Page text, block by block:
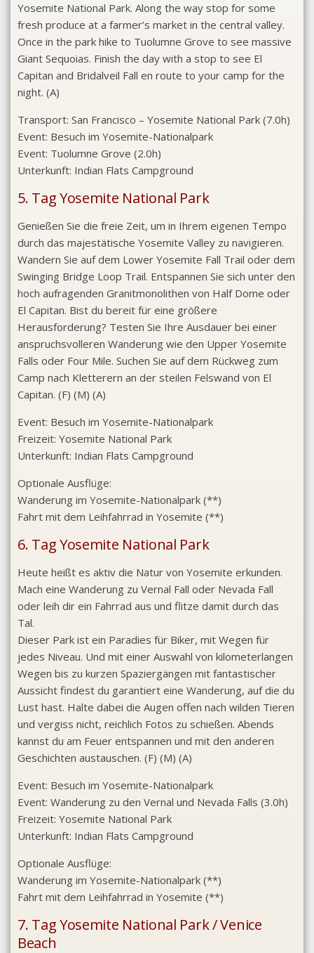
Yosemite National Park. Along the way stop for some
fresh produce at a farmer’s market in the central valley.
Once in the park hike to Tuolumne Grove to see massive
Giant Sequoias. Finish the day with a stop to see El
Capitan and Bridalveil Fall en route to your camp for the
night. (A)
Transport: San Francisco – Yosemite National Park (7.0h)
Event: Besuch im Yosemite-Nationalpark
Event: Tuolumne Grove (2.0h)
Unterkunft: Indian Flats Campground
5. Tag Yosemite National Park
Genießen Sie die freie Zeit, um in Ihrem eigenen Tempo
durch das majestätische Yosemite Valley zu navigieren.
Wandern Sie auf dem Lower Yosemite Fall Trail oder dem
Swinging Bridge Loop Trail. Entspannen Sie sich unter den
hoch aufragenden Granitmonolithen von Half Dome oder
El Capitan. Bist du bereit für eine größere
Herausforderung? Testen Sie Ihre Ausdauer bei einer
anspruchsvolleren Wanderung wie den Upper Yosemite
Falls oder Four Mile. Suchen Sie auf dem Rückweg zum
Camp nach Kletterern an der steilen Felswand von El
Capitan. (F) (M) (A)
Event: Besuch im Yosemite-Nationalpark
Freizeit: Yosemite National Park
Unterkunft: Indian Flats Campground
Optionale Ausflüge:
Wanderung im Yosemite-Nationalpark (**)
Fahrt mit dem Leihfahrrad in Yosemite (**)
6. Tag Yosemite National Park
Heute heißt es aktiv die Natur von Yosemite erkunden.
Mach eine Wanderung zu Vernal Fall oder Nevada Fall
oder leih dir ein Fahrrad aus und flitze damit durch das
Tal.
Dieser Park ist ein Paradies für Biker, mit Wegen für
jedes Niveau. Und mit einer Auswahl von kilometerlangen
Wegen bis zu kurzen Spaziergängen mit fantastischer
Aussicht findest du garantiert eine Wanderung, auf die du
Lust hast. Halte dabei die Augen offen nach wilden Tieren
und vergiss nicht, reichlich Fotos zu schießen. Abends
kannst du am Feuer entspannen und mit den anderen
Geschichten austauschen. (F) (M) (A)
Event: Besuch im Yosemite-Nationalpark
Event: Wanderung zu den Vernal und Nevada Falls (3.0h)
Freizeit: Yosemite National Park
Unterkunft: Indian Flats Campground
Optionale Ausflüge:
Wanderung im Yosemite-Nationalpark (**)
Fahrt mit dem Leihfahrrad in Yosemite (**)
7. Tag Yosemite National Park / Venice
Beach